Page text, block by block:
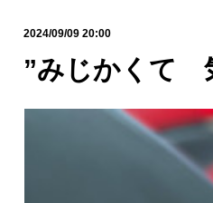
2024/09/09 20:00
”みじかくて